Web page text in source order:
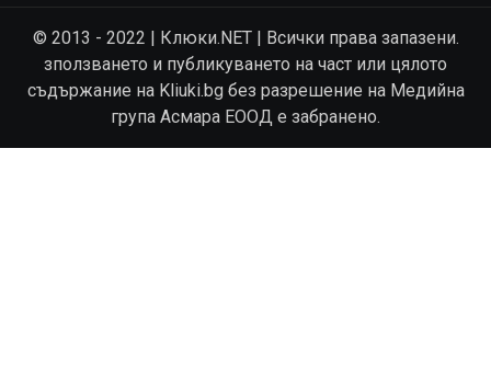
© 2013 - 2022 | Клюки.NET | Всички права запазени.
зползването и публикуването на част или цялото
съдържание на Kliuki.bg без разрешение на Медийна
група Асмара ЕООД е забранено.